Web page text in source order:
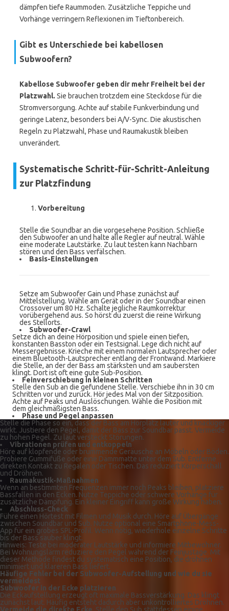
dämpfen tiefe Raummoden. Zusätzliche Teppiche und
Vorhänge verringern Reflexionen im Tieftonbereich.
Gibt es Unterschiede bei kabellosen
Subwoofern?
Kabellose Subwoofer geben dir mehr Freiheit bei der
Platzwahl. Sie brauchen trotzdem eine Steckdose für die
Stromversorgung. Achte auf stabile Funkverbindung und
geringe Latenz, besonders bei A/V-Sync. Die akustischen
Regeln zu Platzwahl, Phase und Raumakustik bleiben
unverändert.
Systematische Schritt-für-Schritt-Anleitung
zur Platzfindung
Vorbereitung
Stelle die Soundbar an die vorgesehene Position. Schließe
den Subwoofer an und halte alle Regler auf neutral. Wähle
eine moderate Lautstärke. Zu laut testen kann Nachbarn
stören und den Bass verfälschen.
Basis-Einstellungen
Setze am Subwoofer Gain und Phase zunächst auf
Mittelstellung. Wähle am Gerät oder in der Soundbar einen
Crossover um 80 Hz. Schalte jegliche Raumkorrektur
vorübergehend aus. So hörst du zuerst die reine Wirkung
des Stellorts.
Subwoofer-Crawl
Setze dich an deine Hörposition und spiele einen tiefen,
konstanten Basston oder ein Testsignal. Lege dich nicht auf
Messergebnisse. Krieche mit einem normalen Lautsprecher oder
einem Bluetooth-Lautsprecher entlang der Frontwand. Markiere
die Stelle, an der der Bass am stärksten und am saubersten
klingt. Dort ist oft eine gute Sub-Position.
Feinverschiebung in kleinen Schritten
Stelle den Sub an die gefundene Stelle. Verschiebe ihn in 30 cm
Schritten vor und zurück. Hör jedes Mal von der Sitzposition.
Achte auf Peaks und Auslöschungen. Wähle die Position mit
dem gleichmäßigsten Bass.
Phase und Pegel anpassen
Stelle die Phase so ein, dass der Bass am Hörplatz lauter und knackiger
wirkt. Justiere den Pegel, damit der Bass zur Soundbar passt. Vermeide
zu hohen Pegel. Zu laut versteckt Störungen.
Vibrationen prüfen und entkoppeln
Höre auf klopfende oder brummende Geräusche an Möbeln oder Böden.
Probiere Gummifüße oder eine Dämmmatte unter dem Sub. Entferne
direkten Kontakt zu Regalen oder Tischen. Das reduziert Körperschall
und Dröhnen.
Raumakustik-Maßnahmen
Wenn an bestimmten Frequenzen immer noch Peaks bleiben, platziere
Bassfallen in den Ecken. Nutze Teppiche oder schwere Vorhänge für
zusätzliche Dämpfung. Ein kleiner Eingriff kann große Wirkung haben.
Abschluss-Check
Führe einen Hörtest mit Filmen und Musik durch. Höre auf Übergänge
zwischen Soundbar und Sub. Nutze optional eine Smartphone-Mess-
App für ein grobes SPL-Profil. Wenn nötig, wiederhole einzelne Schritte
bis der Bass sauber klingt.
Hinweis: Teste bei moderater Lautstärke und informiere Mitbewohner.
Bei Wohnungslärm reduziere den Pegel während der Feinjustage. Mit
dieser Methode findest du systematisch eine Position, die dröhnen
minimiert und klareren Bass liefert.
Häufige Fehler bei der Subwoofer-Aufstellung und wie du sie
vermeidest
Subwoofer in der Ecke platzieren
Die Eckaufstellung erzeugt oft maximale Bassverstärkung. Das klingt
zunächst laut. Häufig entsteht dadurch aber unkontrolliertes Dröhnen.